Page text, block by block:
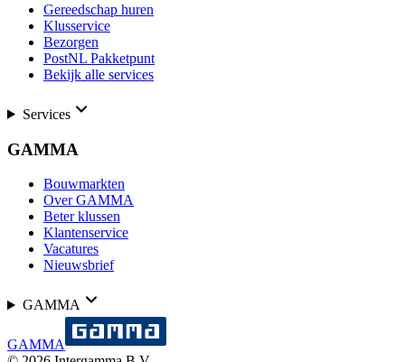
Gereedschap huren
Klusservice
Bezorgen
PostNL Pakketpunt
Bekijk alle services
Services
GAMMA
Bouwmarkten
Over GAMMA
Beter klussen
Klantenservice
Vacatures
Nieuwsbrief
GAMMA
GAMMA